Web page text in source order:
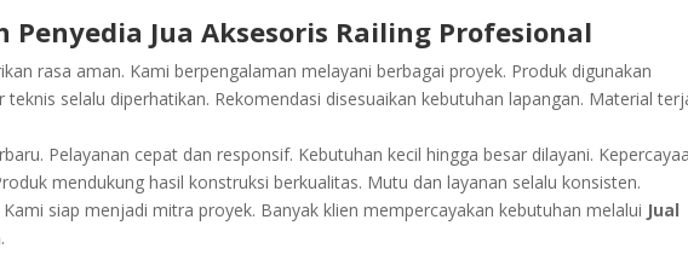
Penyedia Jua Aksesoris Railing Profesional
rasa aman. Kami berpengalaman melayani berbagai proyek. Produk digunakan
selalu diperhatikan. Rekomendasi disesuaikan kebutuhan lapangan. Material
Pelayanan cepat dan responsif. Kebutuhan kecil hingga besar dilayani.
mendukung hasil konstruksi berkualitas. Mutu dan layanan selalu konsisten.
siap menjadi mitra proyek. Banyak klien mempercayakan kebutuhan melalui Jual
.